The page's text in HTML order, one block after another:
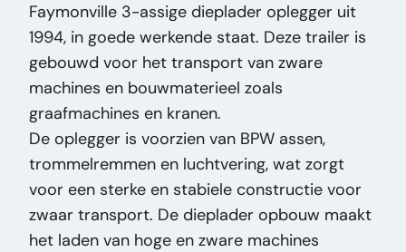
Bodywork:Semi-dieplader
Date Part 1:22-04-1994
Braked:J
Width:255
Length:1.394
License Plate: OK85YG
Payload (kg):29370
Country: nl
Mass (kg):7.630
Brand:Faymonville
Faymonville 3-assige dieplader oplegger uit
1994, in goede werkende staat. Deze trailer is
gebouwd voor het transport van zware
machines en bouwmaterieel zoals
graafmachines en kranen.
De oplegger is voorzien van BPW assen,
trommelremmen en luchtvering, wat zorgt
voor een sterke en stabiele constructie voor
zwaar transport. De dieplader opbouw maakt
het laden van hoge en zware machines